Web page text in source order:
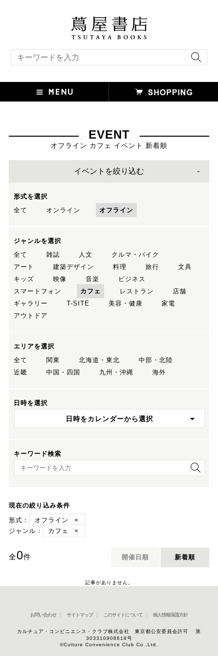
EVENT
オフライン カフェ イベント 新着順
イベントを絞り込む
形式を選択
全て
オンライン オフライン
ジャンルを選択
全て
雑誌 人文
クルマ・バイク
アート
建築デザイン 料理 旅行
文具
キッズ
映像 音楽
ビジネス
スマートフォン
カフェ レストラン
店舗
ギャラリー
T-SITE 美容・健康
家電
アウトドア
エリアを選択
全て
関東 北海道・東北
中部・北陸
近畿
中国・四国 九州・沖縄 海外
日時を選択
日時をカレンダーから選択
キーワード検索
キーワード検索
現在の絞り込み条件
形式：
オフライン
×
ジャンル：
カフェ ×
全0件 開催日順 新着順
記事がありません。
お問い合わせ サイトマップ このサイトについて 個人情報保護方針
カルチュア・コンビニエンス・クラブ株式会社 東京都公安委員会許可 第
303310908618号
©Culture Convenience Club Co.,Ltd.